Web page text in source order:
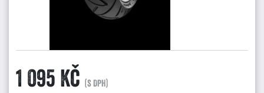
1 095 Kč (s DPH)